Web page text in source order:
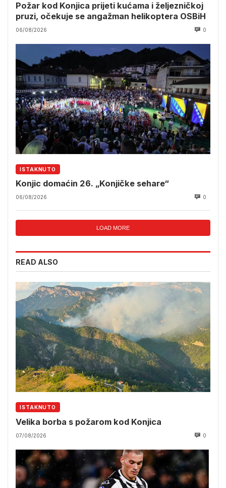
Požar kod Konjica prijeti kućama i željezničkoj
pruzi, očekuje se angažman helikoptera OSBiH
06/08/2026 0
ISTAKNUTO
Konjic domaćin 26. „Konjičke sehare“
06/08/2026 0
LOAD MORE
READ ALSO
ISTAKNUTO
Velika borba s požarom kod Konjica
07/08/2026 0